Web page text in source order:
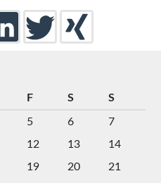
F S S
5 6
7
12 13
14
19 20
21